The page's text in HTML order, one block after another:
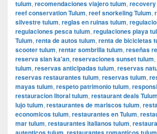
tulum, recomendaciones viajero tulum, recovery
reef conservation Tulum, reef snorkeling Tulum,
silvestre tulum, reglas en ruinas tulum,
regulaciones pesca tulum, regulaciones playa
Tulum, renta de autos tulum, renta de bicicletas
scooter tulum, rentar sombrilla tulum, reseñas
reserva sian ka'an, reservaciones sunset tulum,
tulum, reservas anticipadas tulum, reservas
reservas restaurantes tulum, reservas tulum,
mayas tulum, respeto patrimonio tulum,
restauracion litoral tulum, restaurant deals Tulum
lujo tulum, restaurantes de mariscos tulum,
economicos tulum, restaurantes en Tulum,
mar tulum, restaurantes italianos tulum,
,